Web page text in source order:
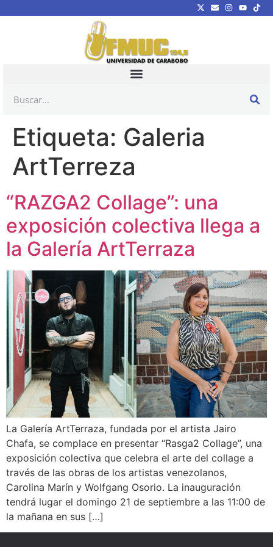
Etiqueta: Galeria
ArtTerreza
“RAZGA2 Collage”: una
exposición colectiva llega a
la Galería ArtTerraza
La Galería ArtTerraza, fundada por el artista Jairo
Chafa, se complace en presentar “Rasga2 Collage”, una
exposición colectiva que celebra el arte del collage a
través de las obras de los artistas venezolanos,
Carolina Marín y Wolfgang Osorio. La inauguración
tendrá lugar el domingo 21 de septiembre a las 11:00 de
la mañana en sus […]